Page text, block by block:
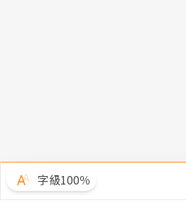
字級100％